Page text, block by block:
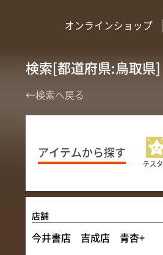
オンラインショップ
検索[都道府県:鳥取県]
←検索へ戻る
アイテムから探す
テス
店舗
今井書店 吉成店 青杏+